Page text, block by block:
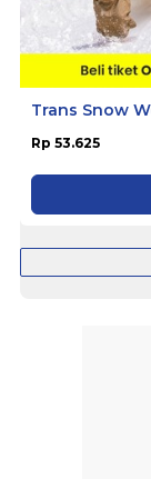
Trans Snow
Rp 53.625